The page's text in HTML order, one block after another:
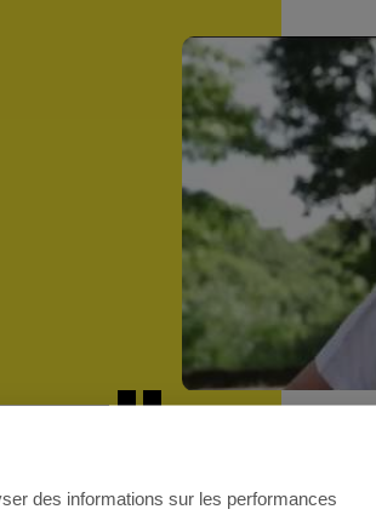
des informations sur les performances